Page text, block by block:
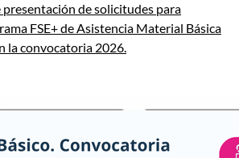
presentación de solicitudes para
FSE+ de Asistencia Material Básica
la convocatoria 2026.